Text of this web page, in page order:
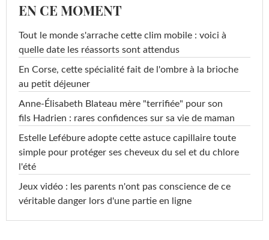
EN CE MOMENT
Tout le monde s'arrache cette clim mobile : voici à
quelle date les réassorts sont attendus
En Corse, cette spécialité fait de l'ombre à la brioche
au petit déjeuner
Anne-Élisabeth Blateau mère "terrifiée" pour son
fils Hadrien : rares confidences sur sa vie de maman
Estelle Lefébure adopte cette astuce capillaire toute
simple pour protéger ses cheveux du sel et du chlore
l'été
Jeux vidéo : les parents n'ont pas conscience de ce
véritable danger lors d'une partie en ligne